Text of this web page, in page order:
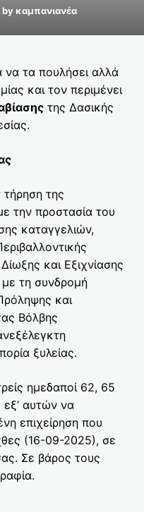
by καμπανιανέα
τα πουλήσει αλλά
και τον περιμένει
της Δασικής
τήρηση της
την προστασία του
καταγγελιών,
και Εξιχνίασης
τη συνδρομή
και
Βόλβης
ξυλείας.
ημεδαποί 62, 65
αυτών να
επιχείρηση που
(16-09-2025), σε
Σε βάρος τους